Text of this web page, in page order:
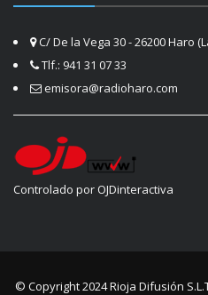
C/ De la Vega 30 - 26200 Haro
Tlf.: 941 31 07 33
emisora@radioharo.com
Controlado por OJDinteractiva
© Copyright 2024Rioja Difusión S.L.